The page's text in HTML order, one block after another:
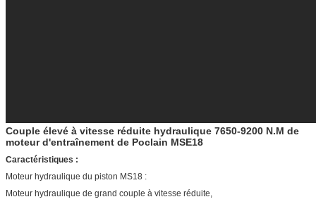
Couple élevé à vitesse réduite hydraulique 7650-9200 N.M de
moteur d'entraînement de Poclain MSE18
Caractéristiques :
Moteur hydraulique du piston MS18 :
Moteur hydraulique de grand couple à vitesse réduite,